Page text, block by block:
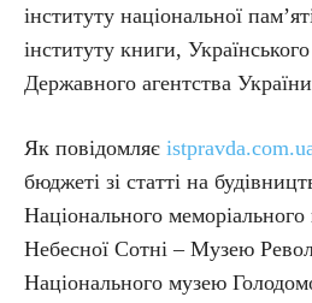
інституту національної
інституту книги,
Державного агентства
Як повідомляє
бюджеті зі статті на
Національного меморіального
Небесної Сотні – Музею
Національного музею